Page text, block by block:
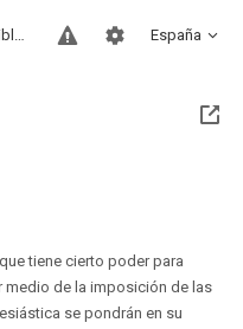
España
Sitios compatibles
tiene cierto poder para
de la imposición de las
se pondrán en su